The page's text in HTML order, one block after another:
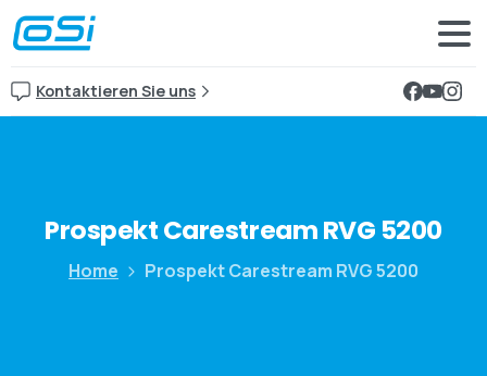
Kontaktieren Sie uns
ProspektCarestreamRVG 5200
Home Prospekt Carestream RVG 5200